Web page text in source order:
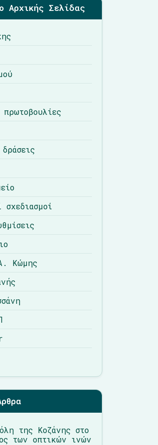
Αρχικής Σελίδας
σχεδιασμοί
Κώμης
της Κοζάνης στο
των οπτικών ινών